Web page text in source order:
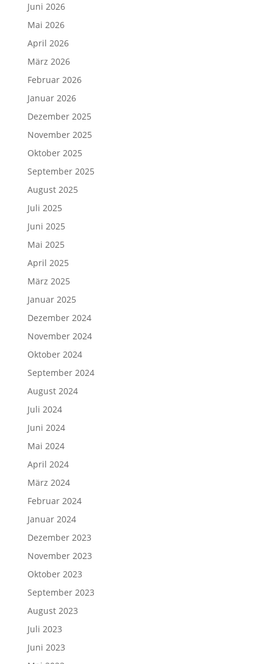
Juni 2026
Mai 2026
April 2026
März 2026
Februar 2026
Januar 2026
Dezember 2025
November 2025
Oktober 2025
September 2025
August 2025
Juli 2025
Juni 2025
Mai 2025
April 2025
März 2025
Januar 2025
Dezember 2024
November 2024
Oktober 2024
September 2024
August 2024
Juli 2024
Juni 2024
Mai 2024
April 2024
März 2024
Februar 2024
Januar 2024
Dezember 2023
November 2023
Oktober 2023
September 2023
August 2023
Juli 2023
Juni 2023